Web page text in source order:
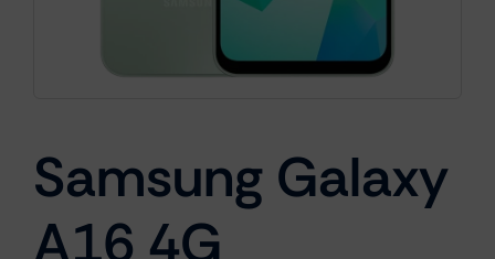
Cámaras
Marcas
Samsung Galaxy
A16 4G